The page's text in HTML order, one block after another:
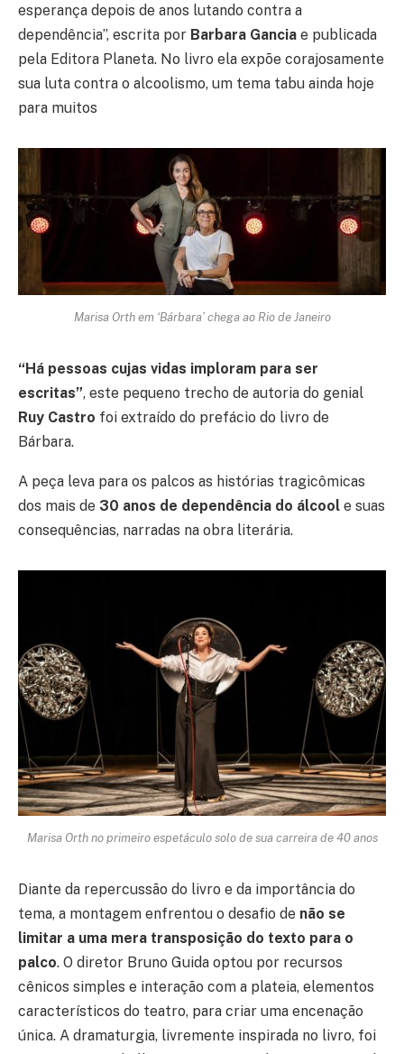
esperança depois de anos lutando contra a
dependência”, escrita por Barbara Gancia e publicada
pela Editora Planeta. No livro ela expõe corajosamente
sua luta contra o alcoolismo, um tema tabu ainda hoje
para muitos
Marisa Orth em ‘Bárbara’ chega ao Rio de Janeiro
“Há pessoas cujas vidas imploram para ser
escritas”, este pequeno trecho de autoria do genial
Ruy Castro foi extraído do prefácio do livro de
Bárbara.
A peça leva para os palcos as histórias tragicômicas
dos mais de 30 anos de dependência do álcool e suas
consequências, narradas na obra literária.
Marisa Orth no primeiro espetáculo solo de sua carreira de 40 anos
Diante da repercussão do livro e da importância do
tema, a montagem enfrentou o desafio de não se
limitar a uma mera transposição do texto para o
palco. O diretor Bruno Guida optou por recursos
cênicos simples e interação com a plateia, elementos
característicos do teatro, para criar uma encenação
única. A dramaturgia, livremente inspirada no livro, foi